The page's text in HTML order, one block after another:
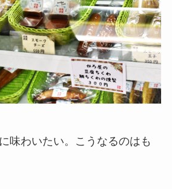
味わいたい。こうなるのはも